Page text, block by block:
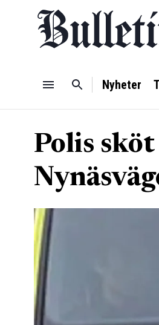
Nyheter
Polis